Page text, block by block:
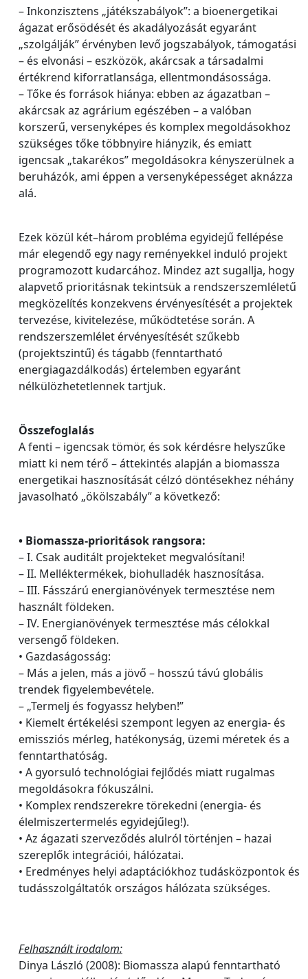
– Inkonzisztens „játékszabályok”: a bioenergetikai
ágazat erősödését és akadályozását egyaránt
„szolgálják” érvényben levő jogszabályok, támogatási
– és elvonási – eszközök, akárcsak a társadalmi
értékrend kiforratlansága, ellentmondásossága.
– Tőke és források hiánya: ebben az ágazatban –
akárcsak az agrárium egészében – a valóban
korszerű, versenyképes és komplex megoldásokhoz
szükséges tőke többnyire hiányzik, és emiatt
igencsak „takarékos” megoldásokra kényszerülnek a
beruházók, ami éppen a versenyképességet aknázza
alá.
Ezek közül két–három probléma egyidejű fellépése
már elegendő egy nagy reményekkel induló projekt
programozott kudarcához. Mindez azt sugallja, hogy
alapvető prioritásnak tekintsük a rendszerszemléletű
megközelítés konzekvens érvényesítését a projektek
tervezése, kivitelezése, működtetése során. A
rendszerszemlélet érvényesítését szűkebb
(projektszintű) és tágabb (fenntartható
energiagazdálkodás) értelemben egyaránt
nélkülözhetetlennek tartjuk.
Összefoglalás
A fenti – igencsak tömör, és sok kérdésre helyszűke
miatt ki nem térő – áttekintés alapján a biomassza
energetikai hasznosítását célzó döntésekhez néhány
javasolható „ökölszabály” a következő:
• Biomassza-prioritások rangsora:
– I. Csak auditált projekteket megvalósítani!
– II. Melléktermékek, biohulladék hasznosítása.
– III. Fásszárú energianövények termesztése nem
használt földeken.
– IV. Energianövények termesztése más célokkal
versengő földeken.
• Gazdaságosság:
– Más a jelen, más a jövő – hosszú távú globális
trendek figyelembevétele.
– „Termelj és fogyassz helyben!”
• Kiemelt értékelési szempont legyen az energia- és
emissziós mérleg, hatékonyság, üzemi méretek és a
fenntarthatóság.
• A gyorsuló technológiai fejlődés miatt rugalmas
megoldásokra fókuszálni.
• Komplex rendszerekre törekedni (energia- és
élelmiszertermelés egyidejűleg!).
• Az ágazati szerveződés alulról történjen – hazai
szereplők integrációi, hálózatai.
• Eredményes helyi adaptációkhoz tudásközpontok és
tudásszolgáltatók országos hálózata szükséges.
Felhasznált irodalom:
Dinya László (2008): Biomassza alapú fenntartható